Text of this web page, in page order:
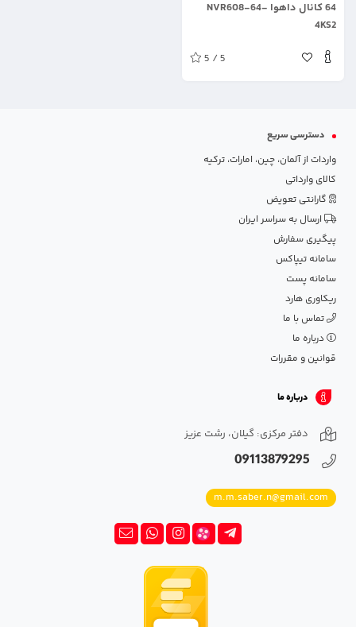
64 کانال داهوا NVR608-64-
4KS2
5 / 5
دسترسی سریع
واردات از آلمان، چین، امارات، ترکیه
کالای وارداتی
گارانتی تعویض
ارسال به سراسر ایران
پیگیری سفارش
سامانه تیپاکس
سامانه پست
ریکاوری هارد
تماس با ما
درباره ما
قوانین و مقررات
درباره ما
دفتر مرکزی: گیلان، رشت عزیز
09113879295
m.m.saber.n@gmail.com